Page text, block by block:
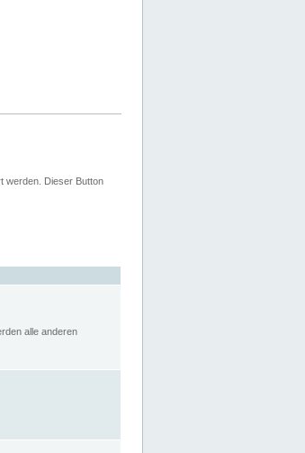
werden. Dieser Button
alle anderen